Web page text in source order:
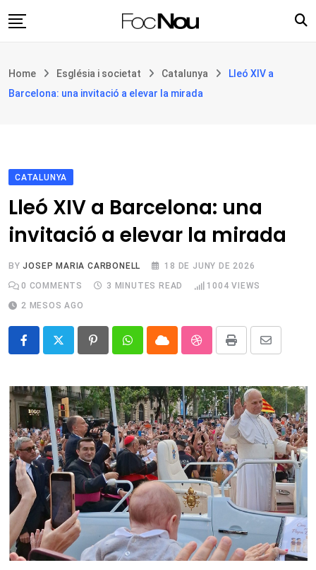
to
Filosofia i teologia
Botiga
Home Església i societat Catalunya
Lleó XIV a
Barcelona: una invitació a elevar la mirada
CATALUNYA
Lleó XIV a Barcelona: una
invitació a elevar la mirada
BYJOSEP MARIA CARBONELL
18 DE JUNY DE 2026
0 COMMENTS 3 MINUTES READ 1004 VIEWS
2 MESOS AGO
PinterestWhatsappCloud StumbleUpon
Print
Share
Email